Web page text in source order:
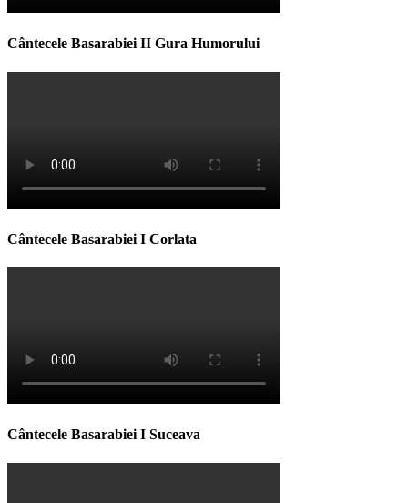
Cântecele Basarabiei II Gura Humorului
Cântecele Basarabiei I Corlata
Cântecele Basarabiei I Suceava